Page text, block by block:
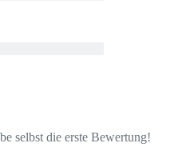
selbst die erste Bewertung!